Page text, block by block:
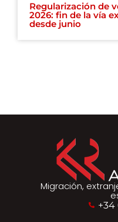
Regularización de
2026: fin de la vía
desde junio
Migración,
+34